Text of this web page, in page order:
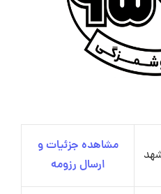
مشاهده جزئیات و
ارسال رزومه